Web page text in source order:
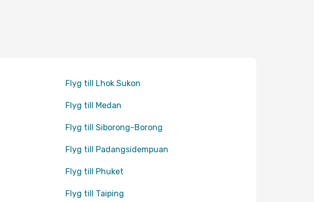
Flyg till Lhok Sukon
Flyg till Medan
Flyg till Siborong-Borong
Flyg till Padangsidempuan
Flyg till Phuket
Flyg till Taiping